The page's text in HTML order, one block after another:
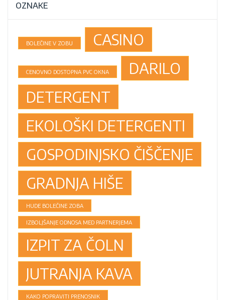
OZNAKE
BOLEČINE V ZOBU CASINO
CENOVNO DOSTOPNA PVC OKNA
DARILO
DETERGENT
EKOLOŠKI DETERGENTI
GOSPODINJSKO ČIŠČENJE
GRADNJA HIŠE
HUDE BOLEČINE ZOBA
IZBOLJŠANJE ODNOSA MED PARTNERJEMA
IZPIT ZA ČOLN
JUTRANJA KAVA
KAKO POPRAVITI PRENOSNIK